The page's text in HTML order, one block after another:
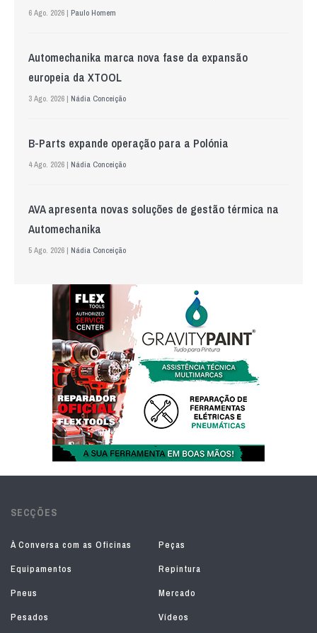
6 Ago. 2026 | Paulo Homem
Automechanika marca nova fase da expansão
europeia da XTOOL
3 Ago. 2026 | Nádia Conceição
B-Parts expande operação para a Polónia
4 Ago. 2026 | Nádia Conceição
AVA apresenta novas soluções de gestão térmica na
Automechanika
5 Ago. 2026 | Nádia Conceição
SECÇÕES
À Conversa com as Oficinas
Peças
Equipamentos
Repintura
Pneus
Mercado
Pesados
Vídeos